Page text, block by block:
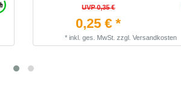
UVP 0,35 €
0,25 € *
* inkl. ges. MwSt. zzgl. Versandkosten